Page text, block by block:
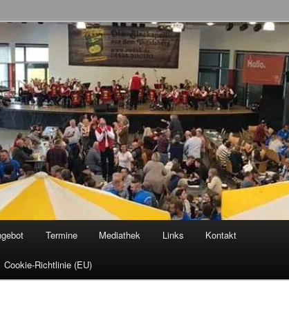
Dicke Backe Kapell'
Termine Mediathek Links Kontakt
Cookie-Richtlinie (EU)